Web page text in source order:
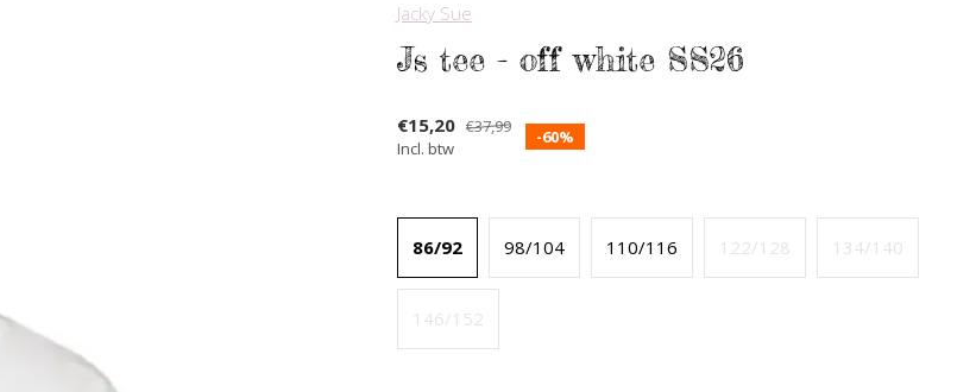
Jacky Sue
Js tee - off white SS26
€15,20 €37,99
Incl. btw
-60%
86/92 98/104 110/116 122/128 134/140
146/152